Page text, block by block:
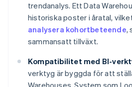
trendanalys. Ett Data
historiska poster i åratal,
analysera kohortbeteende,
sammansatt tillväxt.
Kompatibilitet med BI-
verktyg är byggda för att